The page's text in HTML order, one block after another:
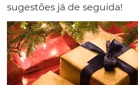
sugestões já de seguida!